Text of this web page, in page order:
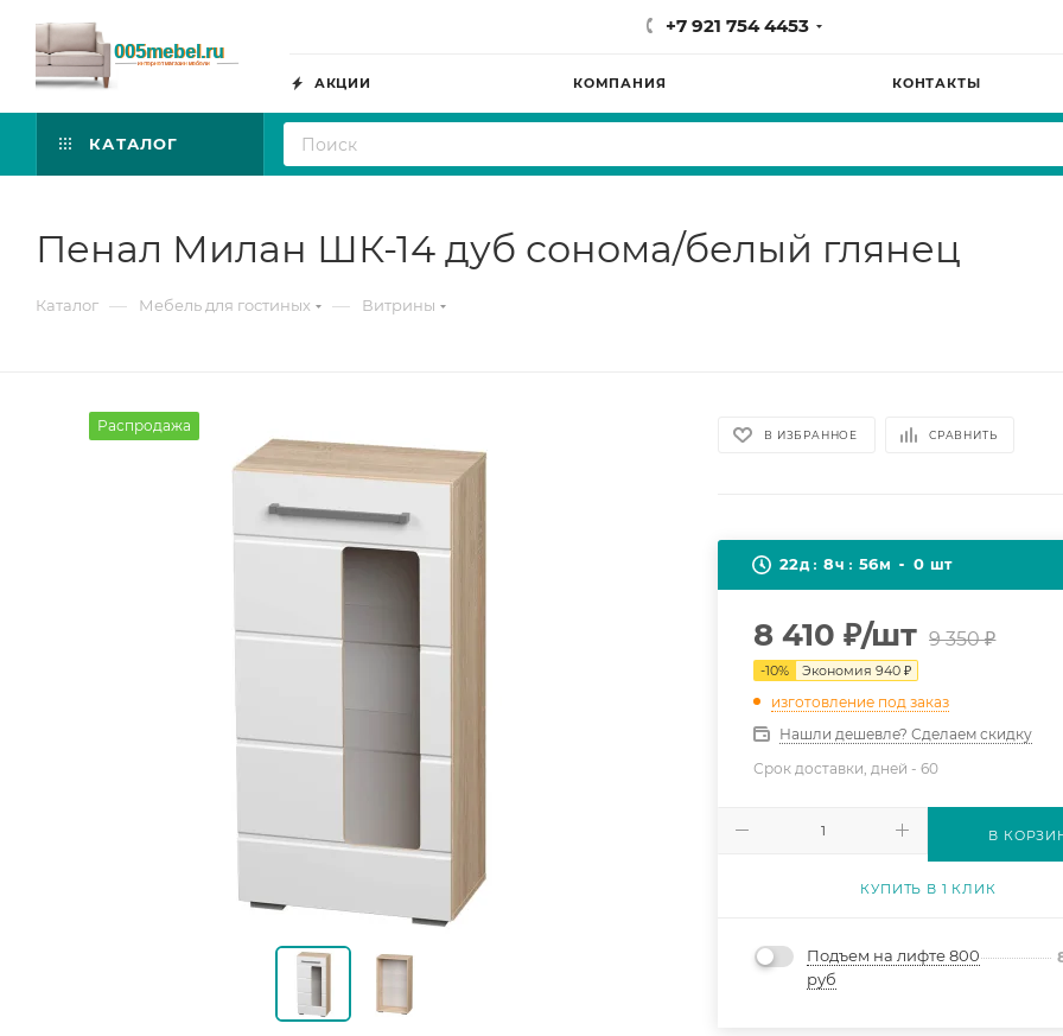
+7 921 754 4453
АКЦИИ КОМПАНИЯ КОНТАКТЫ
КАТАЛОГ
Пенал Милан ШК-14 дуб сонома/белый глянец
Каталог — Мебель для гостиных — Витрины
Распродажа
В ИЗБРАННОЕ СРАВНИТЬ
22д 8ч 56м 0 шт
8 410 ₽/шт 9 350₽
-10% Экономия940 ₽
изготовление под заказ
Нашли дешевле? Сделаем скидку
Срок доставки, дней -60
В
КУПИТЬ В 1 КЛИК
Подъем на лифте 800
руб